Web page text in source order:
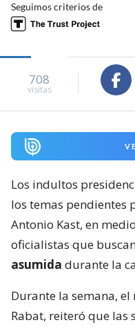
Seguimos criterios de
708
visitas
Los indultos
los temas pendientes
Antonio Kast, en
oficialistas que
asumida durante la
Durante la semana,
Rabat, reiteró que las